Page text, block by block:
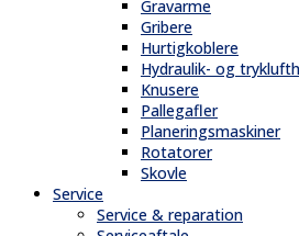
Gravarme
Gribere
Hurtigkoblere
Hydraulik- og
Knusere
Pallegafler
Planeringsmaskiner
Rotatorer
Skovle
Service
Service & reparation